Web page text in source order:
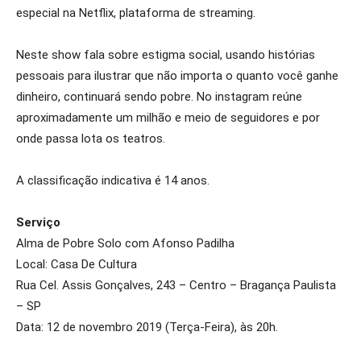
especial na Netflix, plataforma de streaming.
Neste show fala sobre estigma social, usando histórias
pessoais para ilustrar que não importa o quanto você ganhe
dinheiro, continuará sendo pobre. No instagram reúne
aproximadamente um milhão e meio de seguidores e por
onde passa lota os teatros.
A classificação indicativa é 14 anos.
Serviço
Alma de Pobre Solo com Afonso Padilha
Local: Casa De Cultura
Rua Cel. Assis Gonçalves, 243 – Centro – Bragança Paulista
– SP
Data: 12 de novembro 2019 (Terça-Feira), às 20h.